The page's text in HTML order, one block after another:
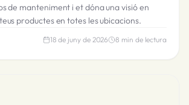
de manteniment i et dóna una visió en
productes en totes les ubicacions.
18 de juny de 2026 8 min de lectura